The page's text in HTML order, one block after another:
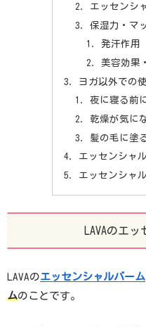
エッセンシ
保湿力・マ
発汗作用
美容効果
ヨガ以外での
夜に寝る前
乾燥が気に
髪の毛に塗
エッセンシャ
エッセンシャ
LAVAのエ
LAVAのエッセンシャルバーム
ムのことです。